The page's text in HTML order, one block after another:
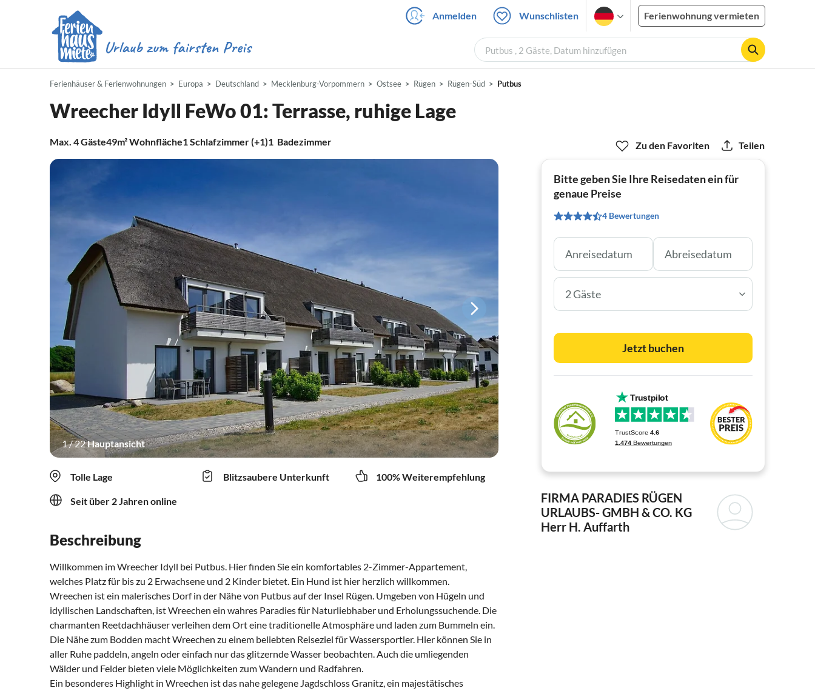
Anmelden Wunschlisten Ferienwohnung vermieten
Putbus , 2 Gäste, Datum hinzufügen
Ferienhäuser & Ferienwohnungen Europa Deutschland Mecklenburg-Vorpommern Ostsee Rügen Rügen-Süd Putbus
Wreecher Idyll FeWo 01: Terrasse, ruhige Lage
Max. 4Gäste49m²Wohnfläche1Schlafzimmer (+1)1 Badezimmer
1/22Hauptansicht
Tolle Lage Blitzsaubere Unterkunft 100% Weiterempfehlung
Seit über 2 Jahren online
Beschreibung
Willkommen im Wreecher Idyll bei Putbus. Hier finden Sie ein komfortables 2-Zimmer-Appartement,
welches Platz für bis zu 2 Erwachsene und 2 Kinder bietet. Ein Hund ist hier herzlich willkommen.
Wreechen ist ein malerisches Dorf in der Nähe von Putbus auf der Insel Rügen. Umgeben von Hügeln und
idyllischen Landschaften, ist Wreechen ein wahres Paradies für Naturliebhaber und Erholungssuchende. Die
charmanten Reetdachhäuser verleihen dem Ort eine traditionelle Atmosphäre und laden zum Bummeln ein.
Die Nähe zum Bodden macht Wreechen zu einem beliebten Reiseziel für Wassersportler. Hier können Sie in
aller Ruhe paddeln, angeln oder einfach nur das glitzernde Wasser beobachten. Auch die umliegenden
Wälder und Felder bieten viele Möglichkeiten zum Wandern und Radfahren.
Ein besonderes Highlight in Wreechen ist das nahe gelegene Jagdschloss Granitz, ein majestätisches
Zu den Favoriten Teilen
Bitte geben Sie Ihre Reisedaten ein für
genaue Preise
4 Bewertungen
2 Gäste
Jetzt buchen
FIRMA PARADIES RÜGEN
URLAUBS- GMBH & CO. KG
Herr H. Auffarth